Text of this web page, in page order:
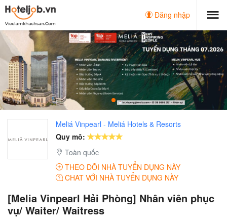
Đăng nhập
Meliá Vinpearl - Meliá Hotels & Resorts
Quy mô:
Toàn quốc
THEO DÕI NHÀ TUYỂN DỤNG NÀY
CHAT VỚI NHÀ TUYỂN DỤNG NÀY
[Melia Vinpearl Hải Phòng] Nhân viên phục
vụ/ Waiter/ Waitress